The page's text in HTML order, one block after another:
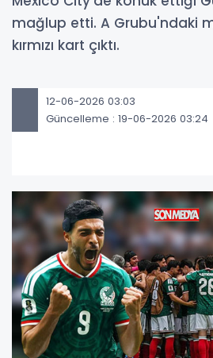
mağlup etti. A Grubu'ndaki
kırmızı kart çıktı.
12-06-2026 03:03
Güncelleme : 19-06-2026 03:24